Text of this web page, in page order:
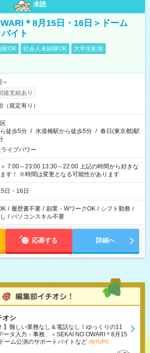
未読
＊8月15日・16日＞ドーム
イト
験OK 社会人未経験OK
大学生歓迎
～
途支給あり
（規定有り）
徒歩5分 / 水道橋駅から徒歩5分 / 春日(東京都)駅
イブパワー
～23:00 13:30～22:00 上記の時間から好きな
す！ ※時間は変更となる可能性があります
日・16日
/ 履歴書不要 / 副業・WワークOK / シフト勤務 /
/ パソコンスキル不要
応募する 詳細へ
オシ
】難しい業務なし＆電話なし！ゆっくりの11
ータ入力・事務、＜SEKAI NO OWARI＊8月15
ーム公演のサポートバイトなど (8/7UP!)